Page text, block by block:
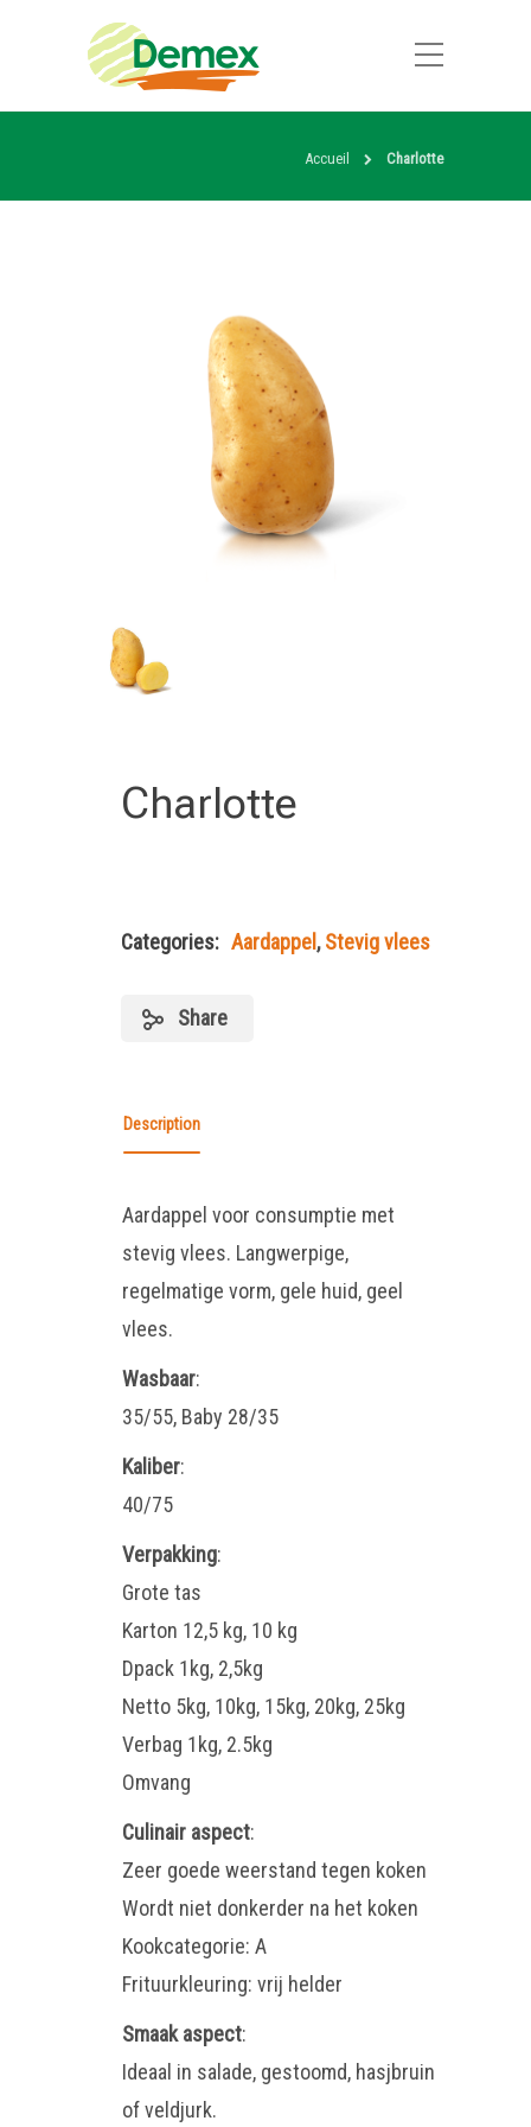
Accueil Charlotte
Charlotte
Categories: Aardappel,Stevig vlees
Share
Description
Aardappel voor consumptie met
stevig vlees. Langwerpige,
regelmatige vorm, gele huid, geel
vlees.
Wasbaar:
35/55, Baby 28/35
Kaliber:
40/75
Verpakking:
Grote tas
Karton 12,5 kg, 10 kg
Dpack 1kg, 2,5kg
Netto 5kg, 10kg, 15kg, 20kg, 25kg
Verbag 1kg, 2.5kg
Omvang
Culinair aspect:
Zeer goede weerstand tegen koken
Wordt niet donkerder na het koken
Kookcategorie: A
Frituurkleuring: vrij helder
Smaak aspect:
Ideaal in salade, gestoomd, hasjbruin
of veldjurk.